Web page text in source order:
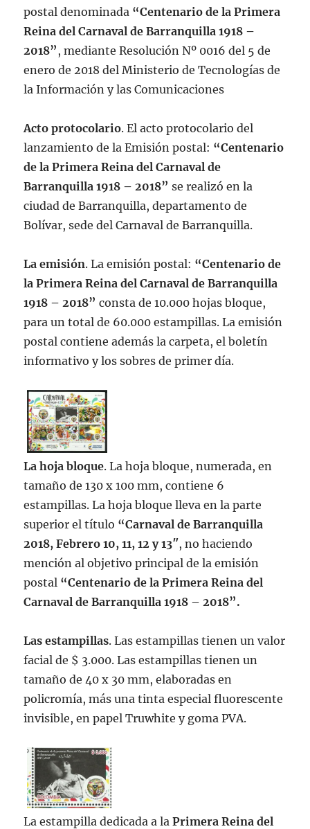
postal denominada “Centenario de la Primera
Reina del Carnaval de Barranquilla 1918 –
2018” , mediante Resolución Nº 0016 del 5 de
enero de 2018 del Ministerio de Tecnologías de
la Información y las Comunicaciones
Acto protocolario. El acto protocolario del
lanzamiento de la Emisión postal: “Centenario
de la Primera Reina del Carnaval de
Barranquilla 1918 – 2018”se realizó en la
ciudad de Barranquilla, departamento de
Bolívar, sede del Carnaval de Barranquilla.
La emisión. La emisión postal: “Centenario de
la Primera Reina del Carnaval de Barranquilla
1918 – 2018” consta de 10.000 hojas bloque,
para un total de 60.000 estampillas. La emisión
postal contiene además la carpeta, el boletín
informativo y los sobres de primer día.
La hoja bloque. La hoja bloque, numerada, en
tamaño de 130 x 100 mm, contiene 6
estampillas. La hoja bloque lleva en la parte
superior el título “Carnaval de Barranquilla
2018, Febrero 10, 11, 12 y 13″, no haciendo
mención al objetivo principal de la emisión
postal “Centenario de la Primera Reina del
Carnaval de Barranquilla 1918 – 2018”.
Las estampillas. Las estampillas tienen un valor
facial de $ 3.000. Las estampillas tienen un
tamaño de 40 x 30 mm, elaboradas en
policromía, más una tinta especial fluorescente
invisible, en papel Truwhite y goma PVA.
La estampilla dedicada a laPrimera Reina del